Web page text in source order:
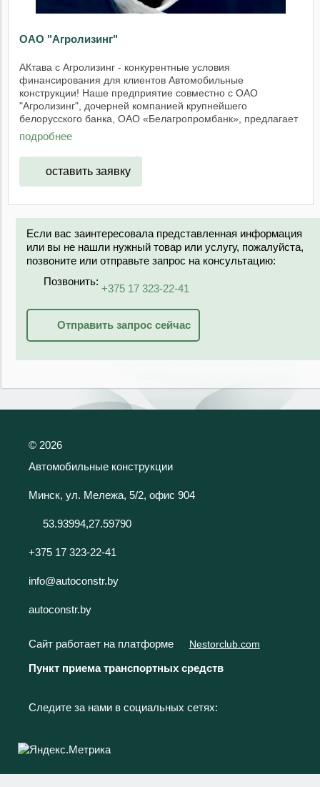
ОАО "Агролизинг"
АКтава c Агролизинг - конкурентные условия
финансирования для клиентов Автомобильные
конструкции! Наше предприятие совместно с ОАО
"Агролизинг", дочерней компанией крупнейшего
белорусского банка, ОАО «Белагропромбанк», предлагает
приобрести ...
подробнее
оставить заявку
Если вас заинтересовала представленная информация
или вы не нашли нужный товар или услугу, пожалуйста,
позвоните или отправьте запрос на консультацию:
Позвонить:
+375 17 323-22-41
Отправить запрос сейчас
© 2026
Автомобильные конструкции
Минск, ул. Мележа, 5/2, офис 904
53.93994,27.59790
+375 17 323-22-41
info@autoconstr.by
autoconstr.by
Сайт работает на платформе Nestorclub.com
Пункт приема транспортных средств
Следите за нами в социальных сетях: